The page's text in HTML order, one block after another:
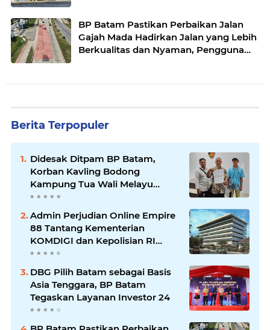
BP Batam Pastikan Perbaikan Jalan
Gajah Mada Hadirkan Jalan yang Lebih
Berkualitas dan Nyaman, Pengguna
Berita Terpopuler
Didesak Ditpam BP Batam,
Korban Kavling Bodong
Kampung Tua Wali Melayu
Tolak Hadir Sebelum Ada
Kepastian Hukum
Admin Perjudian Online Empire
88 Tantang Kementerian
KOMDIGI dan Kepolisian RI
Menutup Situsnya
DBG Pilih Batam sebagai Basis
Asia Tenggara, BP Batam
Tegaskan Layanan Investor 24